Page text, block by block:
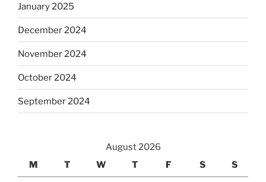
January 2025
December 2024
November 2024
October 2024
September 2024
August 2026
M
T W T F S S